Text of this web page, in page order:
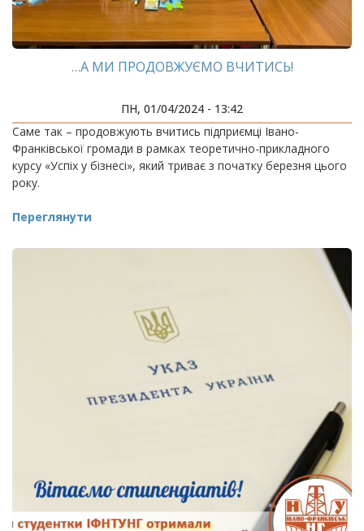
…А МИ ПРОДОВЖУЄМО ВЧИТИСЬ!
ПН, 01/04/2024 - 13:42
Саме так – продовжують вчитись підприємці Івано-
Франківської громади в рамках теоретично-прикладного
курсу «Успіх у бізнесі», який триває з початку березня цього
року.
Переглянути